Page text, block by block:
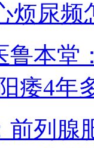
烦尿频
本堂
痿4年
列腺